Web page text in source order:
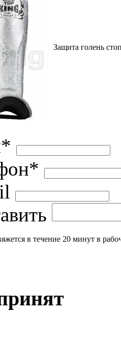
Защита голень
в течение 20 минут в